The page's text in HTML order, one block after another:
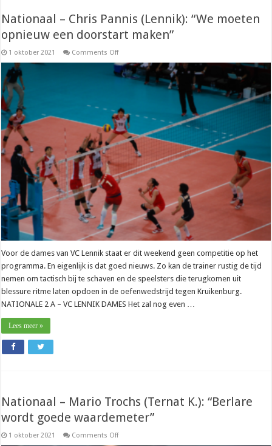
Nationaal – Chris Pannis (Lennik): “We moeten
opnieuw een doorstart maken”
1 oktober 2021 Comments Offon
–
Chris
Pannis
moeten
opnieuw
een
doorstart
maken”
Voor de dames van VC Lennik staat er dit weekend geen competitie op het
programma. En eigenlijk is dat goed nieuws. Zo kan de trainer rustig de tijd
nemen om tactisch bij te schaven en de speelsters die terugkomen uit
blessure ritme laten opdoen in de oefenwedstrijd tegen Kruikenburg.
NATIONALE 2 A – VC LENNIK DAMES Het zal nog even …
Lees meer »
Nationaal – Mario Trochs (Ternat K.): “Berlare
wordt goede waardemeter”
1 oktober 2021 Comments Offon